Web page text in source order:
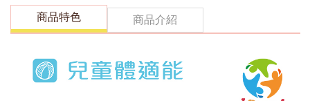
商品特色 商品介紹